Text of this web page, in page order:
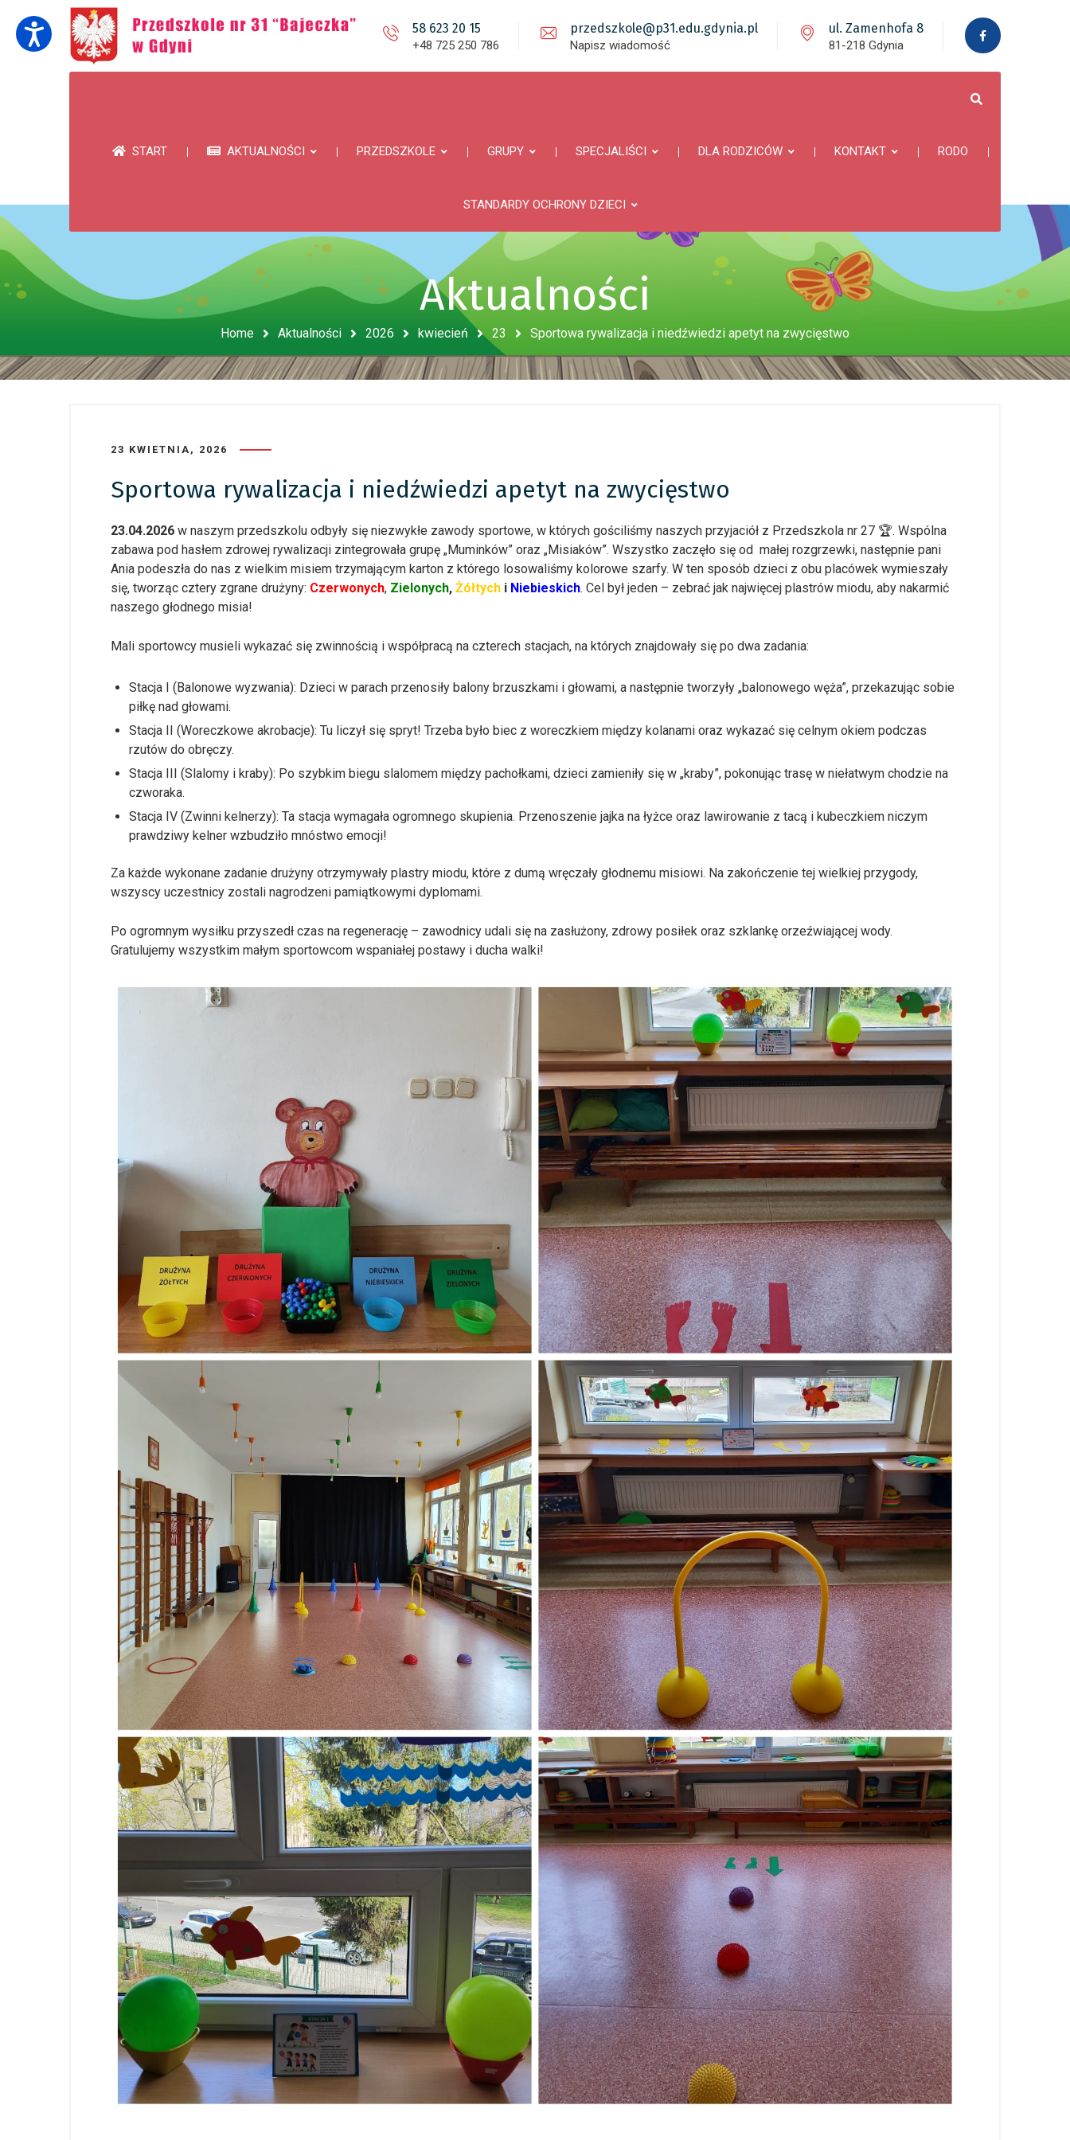
58 623 20 15
+48 725 250 786
przedszkole@p31.edu.gdynia.pl
Napisz wiadomość
ul. Zamenhofa 8
81-218 Gdynia
START AKTUALNOŚCI PRZEDSZKOLE GRUPY SPECJALIŚCI DLA RODZICÓW KONTAKT RODO
STANDARDY OCHRONY DZIECI
Aktualności
Home Aktualności 2026 kwiecień 23 Sportowa rywalizacja i niedźwiedzi apetyt na zwycięstwo
23 KWIETNIA, 2026
Sportowa rywalizacja i niedźwiedzi apetyt na zwycięstwo
23.04.2026 w naszym przedszkolu odbyły się niezwykłe zawody sportowe, w których gościliśmy naszych przyjaciół z Przedszkola nr 27 🏆. Wspólna
zabawa pod hasłem zdrowej rywalizacji zintegrowała grupę „Muminków” oraz „Misiaków”. Wszystko zaczęło się od małej rozgrzewki, następnie pani
Ania podeszła do nas z wielkim misiem trzymającym karton z którego losowaliśmy kolorowe szarfy. W ten sposób dzieci z obu placówek wymieszały
się, tworząc cztery zgrane drużyny: Czerwonych, Zielonych, Żółtych i Niebieskich. Cel był jeden – zebrać jak najwięcej plastrów miodu, aby nakarmić
naszego głodnego misia!
Mali sportowcy musieli wykazać się zwinnością i współpracą na czterech stacjach, na których znajdowały się po dwa zadania:
Stacja I (Balonowe wyzwania): Dzieci w parach przenosiły balony brzuszkami i głowami, a następnie tworzyły „balonowego węża”, przekazując sobie
piłkę nad głowami.
Stacja II (Woreczkowe akrobacje): Tu liczył się spryt! Trzeba było biec z woreczkiem między kolanami oraz wykazać się celnym okiem podczas
rzutów do obręczy.
Stacja III (Slalomy i kraby): Po szybkim biegu slalomem między pachołkami, dzieci zamieniły się w „kraby”, pokonując trasę w niełatwym chodzie na
czworaka.
Stacja IV (Zwinni kelnerzy): Ta stacja wymagała ogromnego skupienia. Przenoszenie jajka na łyżce oraz lawirowanie z tacą i kubeczkiem niczym
prawdziwy kelner wzbudziło mnóstwo emocji!
Za każde wykonane zadanie drużyny otrzymywały plastry miodu, które z dumą wręczały głodnemu misiowi. Na zakończenie tej wielkiej przygody,
wszyscy uczestnicy zostali nagrodzeni pamiątkowymi dyplomami.
Po ogromnym wysiłku przyszedł czas na regenerację – zawodnicy udali się na zasłużony, zdrowy posiłek oraz szklankę orzeźwiającej wody.
Gratulujemy wszystkim małym sportowcom wspaniałej postawy i ducha walki!